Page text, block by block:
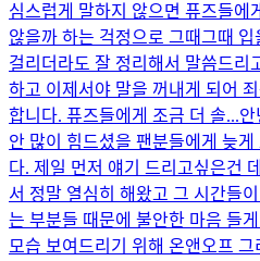
심스럽게 말하지 않으면 퓨즈들에
않을까 하는 걱정으로 그때그때
걸리더라도 잘 정리해서 말씀드리
하고 이제서야 말을 꺼내게 되어
합니다. 퓨즈들에게 조금 더 솔...안
안 많이 힘드셨을 팬분들에게 늦
다. 제일 먼저 얘기 드리고싶은건
서 정말 열심히 해왔고 그 시간들
는 부분들 때문에 불안한 마음 들
모습 보여드리기 위해 온앤오프